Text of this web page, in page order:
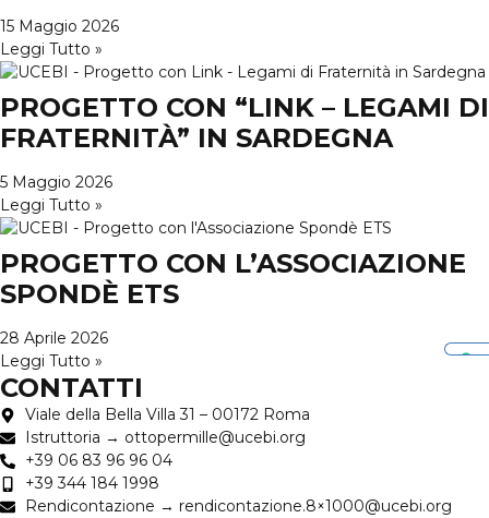
15 Maggio 2026
Leggi Tutto »
PROGETTO CON “LINK – LEGAMI DI
FRATERNITÀ” IN SARDEGNA
5 Maggio 2026
Leggi Tutto »
PROGETTO CON L’ASSOCIAZIONE
SPONDÈ ETS
28 Aprile 2026
Leggi Tutto »
CONTATTI
Viale della Bella Villa 31 – 00172 Roma
Istruttoria → ottopermille@ucebi.org
+39 06 83 96 96 04
+39 344 184 1998
Rendicontazione → rendicontazione.8×1000@ucebi.org